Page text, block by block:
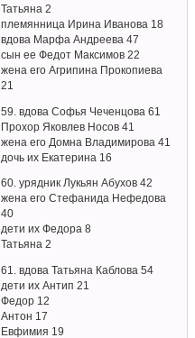
Татьяна 2
племянница Ирина Иванова 18
вдова Марфа Андреева 47
сын ее Федот Максимов 22
жена его Агрипина Прокопиева
21
59. вдова Софья Чеченцова 61
Прохор Яковлев Носов 41
жена его Домна Владимирова 41
дочь их Екатерина 16
60. урядник Лукьян Абухов 42
жена его Стефанида Нефедова
40
дети их Федора 8
Татьяна 2
61. вдова Татьяна Каблова 54
дети их Антип 21
Федор 12
Антон 17
Евфимия 19